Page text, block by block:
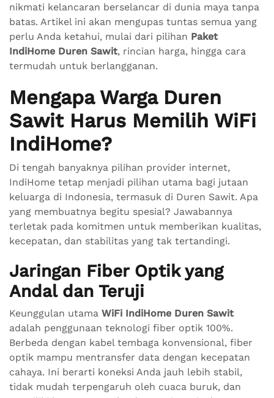
nikmati kelancaran berselancar di dunia maya tanpa
batas. Artikel ini akan mengupas tuntas semua yang
perlu Anda ketahui, mulai dari pilihan Paket
IndiHome Duren Sawit, rincian harga, hingga cara
termudah untuk berlangganan.
Mengapa Warga Duren
Sawit Harus Memilih WiFi
IndiHome?
Di tengah banyaknya pilihan provider internet,
IndiHome tetap menjadi pilihan utama bagi jutaan
keluarga di Indonesia, termasuk di Duren Sawit. Apa
yang membuatnya begitu spesial? Jawabannya
terletak pada komitmen untuk memberikan kualitas,
kecepatan, dan stabilitas yang tak tertandingi.
Jaringan Fiber Optik yang
Andal dan Teruji
Keunggulan utama WiFi IndiHome Duren Sawit
adalah penggunaan teknologi fiber optik 100%.
Berbeda dengan kabel tembaga konvensional, fiber
optik mampu mentransfer data dengan kecepatan
cahaya. Ini berarti koneksi Anda jauh lebih stabil,
tidak mudah terpengaruh oleh cuaca buruk, dan